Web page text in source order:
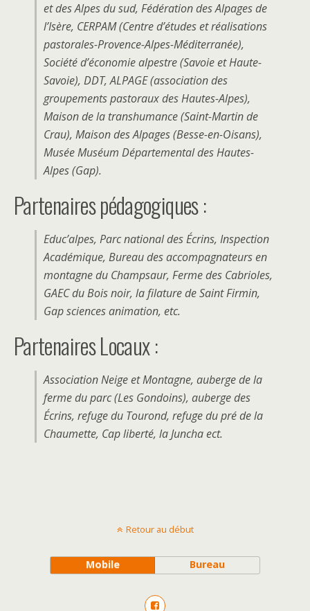
et des Alpes du sud, Fédération des Alpages de
l’Isère, CERPAM (Centre d’études et réalisations
pastorales-Provence-Alpes-Méditerranée),
Société d’économie alpestre (Savoie et Haute-
Savoie), DDT, ALPAGE (association des
groupements pastoraux des Hautes-Alpes),
Maison de la transhumance (Saint-Martin de
Crau), Maison des Alpages (Besse-en-Oisans),
Musée Muséum Départemental des Hautes-
Alpes (Gap).
Partenaires pédagogiques :
Educ’alpes, Parc national des Écrins, Inspection
Académique, Bureau des accompagnateurs en
montagne du Champsaur, Ferme des Cabrioles,
GAEC du Bois noir, la filature de Saint Firmin,
Gap sciences animation, etc.
Partenaires Locaux :
Association Neige et Montagne, auberge de la
ferme du parc (Les Gondoins), auberge des
Écrins, refuge du Tourond, refuge du pré de la
Chaumette, Cap liberté, la Juncha ect.
Retour au début
Mobile Bureau